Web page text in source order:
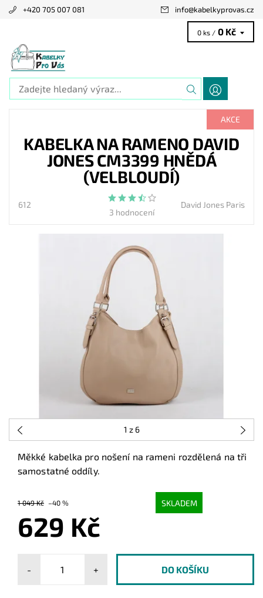
+420 705 007 081 info@kabelkyprovas.cz
0 ks / 0 Kč
AKCE
KABELKA NA RAMENO DAVID
JONES CM3399 HNĚDÁ
(VELBLOUDÍ)
612
3 hodnocení
David Jones Paris
1 z 6
Měkké kabelka pro nošení na rameni rozdělená na tři
samostatné oddíly.
1 049 Kč –40 % SKLADEM
629 Kč
- +